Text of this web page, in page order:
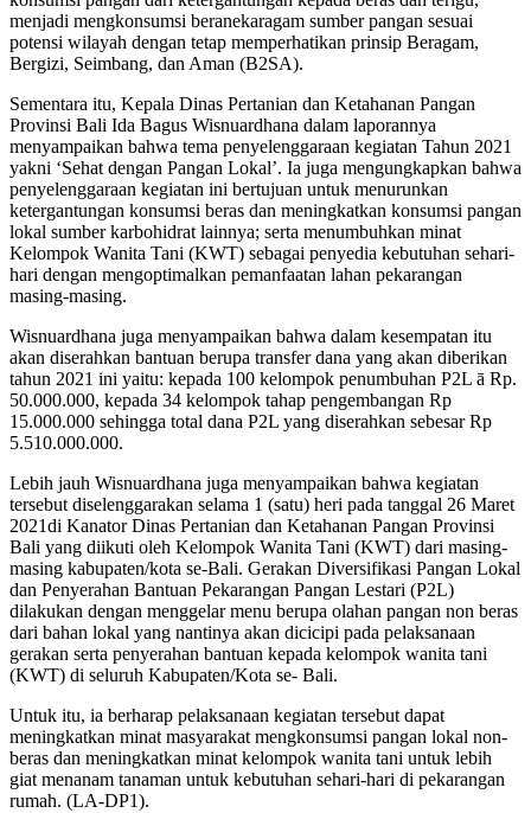
menjadi mengkonsumsi beranekaragam sumber pangan sesuai
potensi wilayah dengan tetap memperhatikan prinsip Beragam,
Bergizi, Seimbang, dan Aman (B2SA).
Sementara itu, Kepala Dinas Pertanian dan Ketahanan Pangan
Provinsi Bali Ida Bagus Wisnuardhana dalam laporannya
menyampaikan bahwa tema penyelenggaraan kegiatan Tahun 2021
yakni ‘Sehat dengan Pangan Lokal’. Ia juga mengungkapkan bahwa
penyelenggaraan kegiatan ini bertujuan untuk menurunkan
ketergantungan konsumsi beras dan meningkatkan konsumsi pangan
lokal sumber karbohidrat lainnya; serta menumbuhkan minat
Kelompok Wanita Tani (KWT) sebagai penyedia kebutuhan sehari-
hari dengan mengoptimalkan pemanfaatan lahan pekarangan
masing-masing.
Wisnuardhana juga menyampaikan bahwa dalam kesempatan itu
akan diserahkan bantuan berupa transfer dana yang akan diberikan
tahun 2021 ini yaitu: kepada 100 kelompok penumbuhan P2L ā Rp.
50.000.000, kepada 34 kelompok tahap pengembangan Rp
15.000.000 sehingga total dana P2L yang diserahkan sebesar Rp
5.510.000.000.
Lebih jauh Wisnuardhana juga menyampaikan bahwa kegiatan
tersebut diselenggarakan selama 1 (satu) heri pada tanggal 26 Maret
2021di Kanator Dinas Pertanian dan Ketahanan Pangan Provinsi
Bali yang diikuti oleh Kelompok Wanita Tani (KWT) dari masing-
masing kabupaten/kota se-Bali. Gerakan Diversifikasi Pangan Lokal
dan Penyerahan Bantuan Pekarangan Pangan Lestari (P2L)
dilakukan dengan menggelar menu berupa olahan pangan non beras
dari bahan lokal yang nantinya akan dicicipi pada pelaksanaan
gerakan serta penyerahan bantuan kepada kelompok wanita tani
(KWT) di seluruh Kabupaten/Kota se- Bali.
Untuk itu, ia berharap pelaksanaan kegiatan tersebut dapat
meningkatkan minat masyarakat mengkonsumsi pangan lokal non-
beras dan meningkatkan minat kelompok wanita tani untuk lebih
giat menanam tanaman untuk kebutuhan sehari-hari di pekarangan
rumah. (LA-DP1).